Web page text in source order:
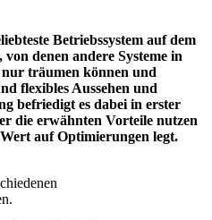
Betriebssystem auf dem
denen andere Systeme in
träumen können und
flexibles Aussehen und
befriedigt es dabei in erster
die erwähnten Vorteile nutzen
auf Optimierungen legt.